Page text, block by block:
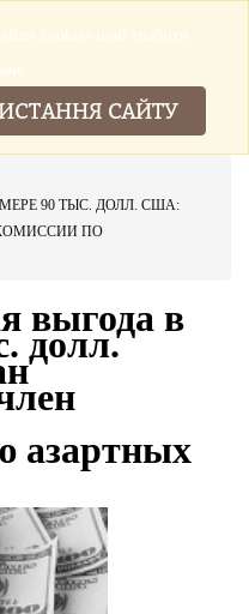
90 ТЫС. ДОЛЛ. США:
ПО
выгода в
долл.
азартных
cookies щоб зробити
САЙТУ